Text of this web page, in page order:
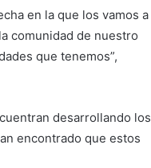
en la que los vamos a
comunidad de nuestro
que tenemos”,
desarrollando los
encontrado que estos